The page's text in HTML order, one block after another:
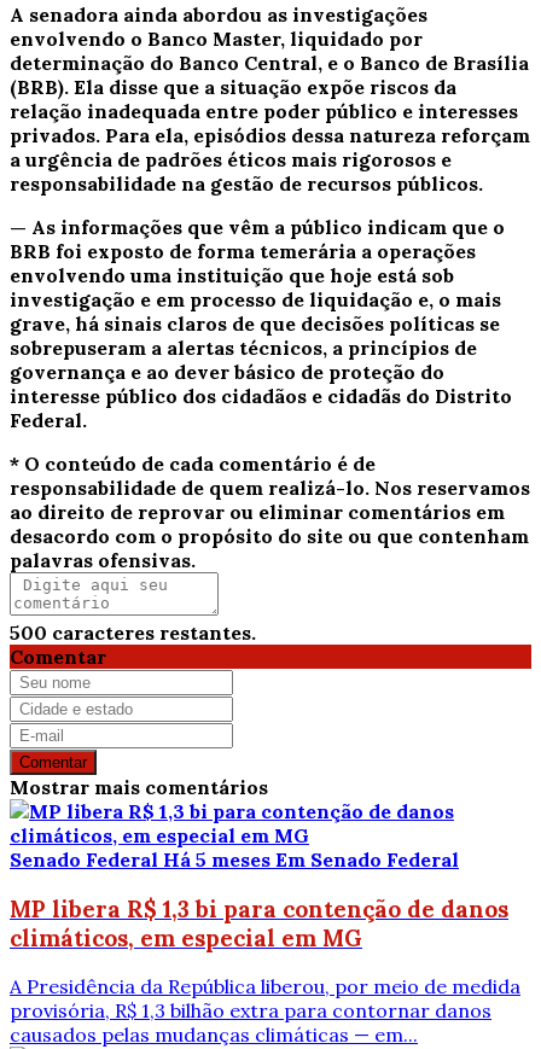
A senadora ainda abordou as investigações
envolvendo o Banco Master, liquidado por
determinação do Banco Central, e o Banco de Brasília
(BRB). Ela disse que a situação expõe riscos da
relação inadequada entre poder público e interesses
privados. Para ela, episódios dessa natureza reforçam
a urgência de padrões éticos mais rigorosos e
responsabilidade na gestão de recursos públicos.
— As informações que vêm a público indicam que o
BRB foi exposto de forma temerária a operações
envolvendo uma instituição que hoje está sob
investigação e em processo de liquidação e, o mais
grave, há sinais claros de que decisões políticas se
sobrepuseram a alertas técnicos, a princípios de
governança e ao dever básico de proteção do
interesse público dos cidadãos e cidadãs do Distrito
Federal.
* O conteúdo de cada comentário é de
responsabilidade de quem realizá-lo. Nos reservamos
ao direito de reprovar ou eliminar comentários em
desacordo com o propósito do site ou que contenham
palavras ofensivas.
500 caracteres restantes.
Comentar
Comentar
Mostrar mais comentários
Senado Federal Há 5 meses Em Senado Federal
MP libera R$ 1,3 bi para contenção de danos
climáticos, em especial em MG
A Presidência da República liberou, por meio de medida
provisória, R$ 1,3 bilhão extra para contornar danos
causados pelas mudanças climáticas — em...